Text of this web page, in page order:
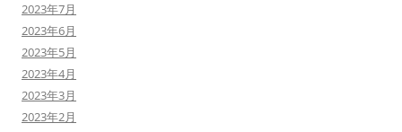
2023年7月
2023年6月
2023年5月
2023年4月
2023年3月
2023年2月